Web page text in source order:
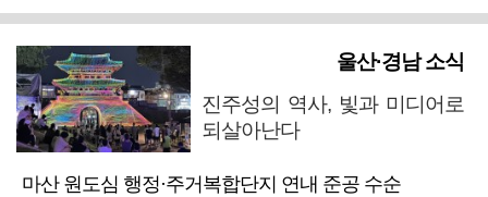
울산·경남 소식
진주성의 역사, 빛과 미디어로
되살아난다
마산 원도심 행정·주거복합단지 연내 준공 수순